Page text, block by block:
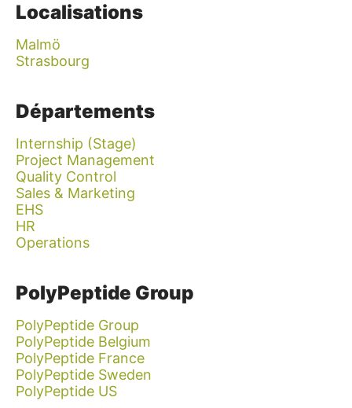
Localisations
Malmö
Strasbourg
Départements
Internship (Stage)
Project Management
Quality Control
Sales & Marketing
EHS
HR
Operations
PolyPeptide Group
PolyPeptide Group
PolyPeptide Belgium
PolyPeptide France
PolyPeptide Sweden
PolyPeptide US